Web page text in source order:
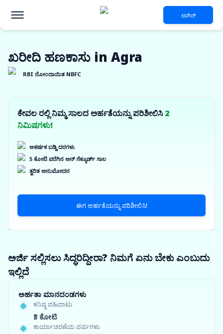
ಲಾಗಿನ್
ಖರೀದಿ ಹಣಕಾಸು in Agra
RBI ನೋಂದಾಯಿತ NBFC
ಕೇವಲ ರಲ್ಲಿ ನಿಮ್ಮ ಸಾಲದ ಅರ್ಹತೆಯನ್ನು ಪರಿಶೀಲಿಸಿ2
ನಿಮಿಷಗಳು!
ಆಕರ್ಷಕ ಬಡ್ಡಿ ದರಗಳು
5 ಕೋಟಿ ವರೆಗಿನ ಅನ್ ಸೆಕ್ಯೂರ್ಡ್ ಸಾಲ
ತ್ವರಿತ ಅನುಮೋದನ
ಈಗ ಅರ್ಹತೆಯನ್ನು ಪರಿಶೀಲಿಸಿ!
ಅರ್ಜಿ ಸಲ್ಲಿಸಲು ಸಿದ್ಧರಿದ್ದೀರಾ? ನಿಮಗೆ ಏನು ಬೇಕು ಎಂಬುದು
ಇಲ್ಲಿದೆ
ಅರ್ಹತಾ ಮಾನದಂಡಗಳು
ಕನಿಷ್ಠ ವಹಿವಾಟು
₹3 ಕೋಟಿ
ಕಾರ್ಯಾಚರಣೆಯ ವರ್ಷಗಳು